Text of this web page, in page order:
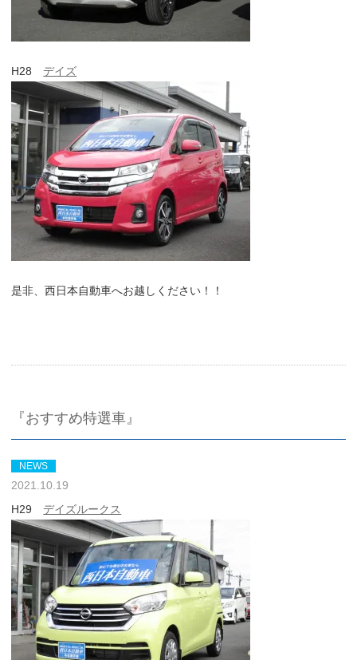
H28デイズ
是非、西日本自動車へお越しください！！
『おすすめ特選車』
NEWS
2021.10.19
H29デイズルークス